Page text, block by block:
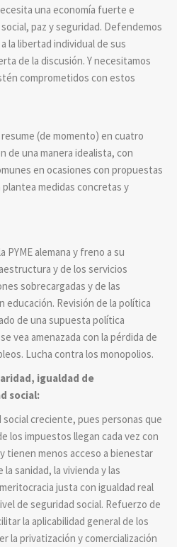
una economía fuerte e
paz y seguridad. Defendemos
la libertad individual de sus
de la discusión. Y necesitamos
comprometidos con estos
(de momento) en cuatro
de una manera idealista, con
en ocasiones con propuestas
medidas concretas y
PYME alemana y freno a su
y de los servicios
sobrecargadas y de las
educación. Revisión de la política
de una supuesta política
vea amenazada con la pérdida de
Lucha contra los monopolios.
igualdad de
social:
creciente, pues personas que
los impuestos llegan cada vez con
tienen menos acceso a bienestar
sanidad, la vivienda y las
justa con igualdad real
de seguridad social. Refuerzo de
la aplicabilidad general de los
la privatización y comercialización